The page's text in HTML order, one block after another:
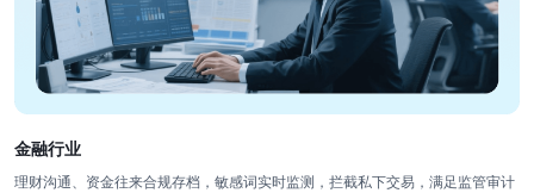
金融行业
理财沟通、资金往来合规存档，敏感词实时监测，拦截私下交易，满足监管审计